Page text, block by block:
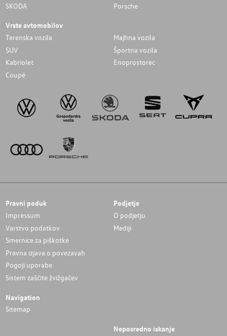
SKODA
Porsche
Vrste avtomobilov
Terenska vozila
Majhna vozila
SUV
Športna vozila
Kabriolet
Enoprostorec
Coupé
Pravni poduk
Impressum
Varstvo podatkov
Smernice za piškotke
Pravna izjava o povezavah
Pogoji uporabe
Sistem zaščite žvižgačev
Podjetje
O podjetju
Mediji
Navigation
Sitemap
Neposredno iskanje